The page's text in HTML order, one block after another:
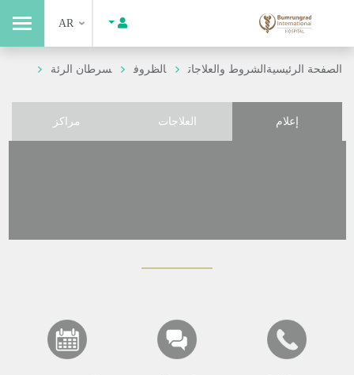
AR
الصفحة الرئيسيةالشروط والعلاجات الظروف سرطان الرئة
إعلام العلاجات مراكز